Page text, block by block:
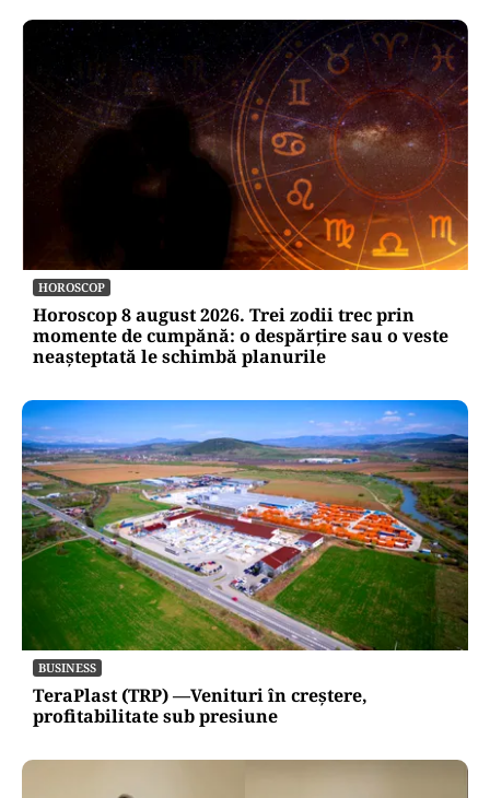
HOROSCOP
Horoscop 8 august 2026. Trei zodii trec prin
momente de cumpănă: o despărțire sau o veste
neașteptată le schimbă planurile
BUSINESS
TeraPlast (TRP) —Venituri în creștere,
profitabilitate sub presiune